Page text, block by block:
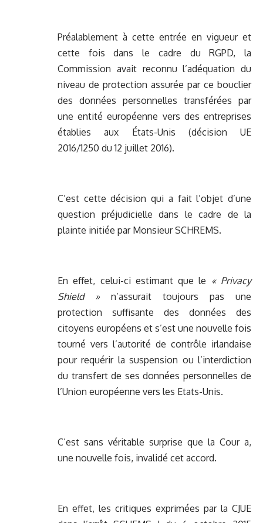
Préalablement à cette entrée en vigueur et
cette fois dans le cadre du RGPD, la
Commission avait reconnu l’adéquation du
niveau de protection assurée par ce bouclier
des données personnelles transférées par
une entité européenne vers des entreprises
établies aux États-Unis (décision UE
2016/1250 du 12 juillet 2016).
C’est cette décision qui a fait l’objet d’une
question préjudicielle dans le cadre de la
plainte initiée par Monsieur SCHREMS.
En effet, celui-ci estimant que le « Privacy
Shield » n’assurait toujours pas une
protection suffisante des données des
citoyens européens et s’est une nouvelle fois
tourné vers l’autorité de contrôle irlandaise
pour requérir la suspension ou l’interdiction
du transfert de ses données personnelles de
l’Union européenne vers les Etats-Unis.
C’est sans véritable surprise que la Cour a,
une nouvelle fois, invalidé cet accord.
En effet, les critiques exprimées par la CJUE